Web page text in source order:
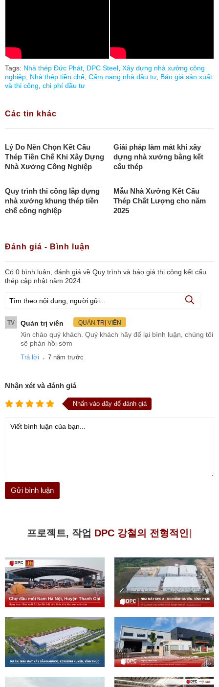
Tags: Nhà thép Đức Phát DPC Steel Xây dựng nhà xưởng công
nghiệp Nhà thép tiền chế Cẩm nang nhà đầu tư Báo giá sản xuất
và thi công chi phí đầu tư
Các tin khác
Lý Do Nên Chọn Kết Cấu
Thép Tiền Chế Khi Xây Dựng
Nhà Xưởng Công Nghiệp
Giải pháp làm mát khi xây
dựng nhà xưởng bằng kết
cấu thép
Quy trình thi công lắp dựng
nhà xưởng khung thép tiền
chế công nghiệp
Mẫu Nhà Xưởng Kết Cấu
Thép Chất Lượng cho năm
2025
Đánh giá - Bình luận
Có 0 bình luận, đánh giá về Quy trình và báo giá thi công kết cấu
thép cập nhật năm 2024
TV Quản trị viên QUẢN TRỊ VIÊN
Xin chào quý khách. Quý khách hãy để lại bình luận, chúng tôi
sẽ phản hồi sớm
Trả lời . 7 năm trước
Nhận xét và đánh giá
Nhấn vào đây để đánh giá
프로젝트, 작업D|